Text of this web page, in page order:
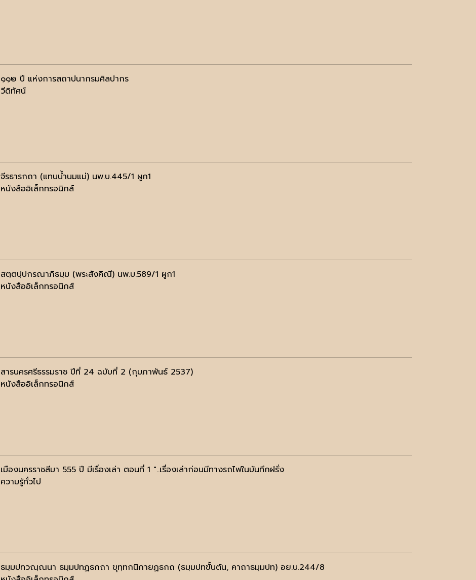
๑๑๒ ปี แห่งการสถาปนากรมศิลปากร
วีดิทัศน์
จีรธารกถา (แทนน้ำนมแม่) นพ.บ.445/1 ผูก1
หนังสืออิเล็กทรอนิกส์
สตฺตปฺปกรณาภิธมฺม (พระสังคิณี) นพ.บ.589/1 ผูก1
หนังสืออิเล็กทรอนิกส์
สารนครศรีธรรมราช ปีที่ 24 ฉบับที่ 2 (กุมภาพันธ์ 2537)
หนังสืออิเล็กทรอนิกส์
เมืองนครราชสีมา 555 ปี มีเรื่องเล่า ตอนที่ 1 "..เรื่องเล่าก่อนมีทางรถไฟในบันทึกฝรั่ง
ความรู้ทั่วไป
ธมฺมปทวณฺณนา ธมฺมปทฏธกถา ขุทฺทกนิกายฏธกถ (ธมฺมปทขั้นต้น, คาถาธมฺมปท) อย.บ.244/8